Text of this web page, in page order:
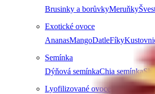
Brusinky a borůvkyMeruňky
Exotické ovoce
AnanasMangoDatleFíky
Semínka
Dýňová semínkaChia semínka
Lyofilizované ovoce